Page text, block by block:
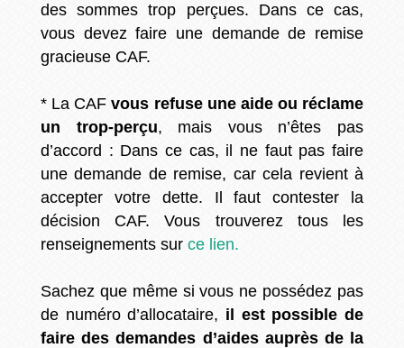
des sommes trop perçues. Dans ce cas,
vous devez faire une demande de remise
gracieuse CAF.
* La CAFvous refuse une aide ou réclame
un trop-perçu, mais vous n’êtes pas
d’accord : Dans ce cas, il ne faut pas faire
une demande de remise, car cela revient à
accepter votre dette. Il faut contester la
décision CAF. Vous trouverez tous les
renseignements sur ce lien.
Sachez que même si vous ne possédez pas
de numéro d’allocataire, il est possible de
faire des demandes d’aides auprès de la